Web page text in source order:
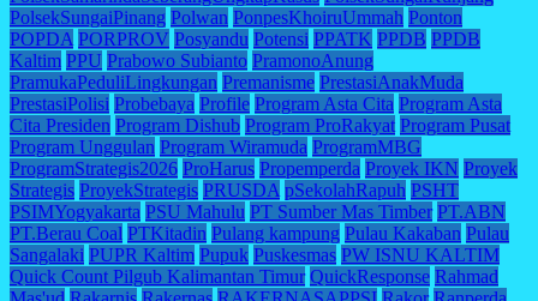
PolsekSungaiPinang Polwan PonpesKhoiruUmmah Ponton
POPDA PORPROV Posyandu Potensi PPATK PPDB PPDB
Kaltim PPU Prabowo Subianto PramonoAnung
PramukaPeduliLingkungan Premanisme PrestasiAnakMuda
PrestasiPolisi Probebaya Profile Program Asta Cita Program Asta
Cita Presiden Program Dishub Program ProRakyat Program Pusat
Program Unggulan Program Wiramuda ProgramMBG
ProgramStrategis2026 ProHarus Propemperda Proyek IKN Proyek
Strategis ProyekStrategis PRUSDA pSekolahRapuh PSHT
PSIMYogyakarta PSU Mahulu PT Sumber Mas Timber PT.ABN
PT.Berau Coal PTKitadin Pulang kampung Pulau Kakaban Pulau
Sangalaki PUPR Kaltim Pupuk Puskesmas PW ISNU KALTIM
Quick Count Pilgub Kalimantan Timur QuickResponse Rahmad